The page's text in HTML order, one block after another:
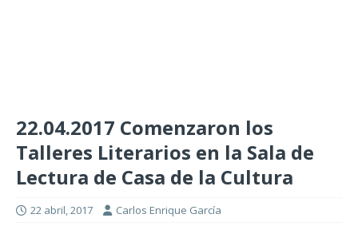
22.04.2017 Comenzaron los
Talleres Literarios en la Sala de
Lectura de Casa de la Cultura
22 abril, 2017 Carlos Enrique García